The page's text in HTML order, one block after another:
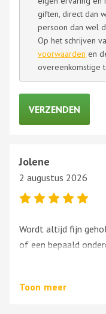
giften, direct dan
persoon dan wel
Op het schrijven
voorwaarden en
overeenkomstige
Jolene
2 augustus 2026
Wordt altijd fijn
of een bepaald
Toon meer